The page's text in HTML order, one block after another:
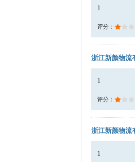
1
评分：
浙江新颜物流
1
评分：
浙江新颜物流
1